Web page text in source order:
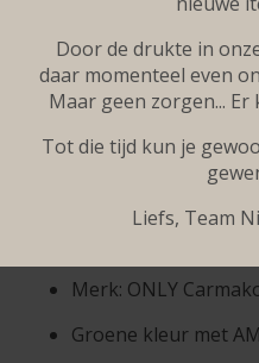
Dankzij deronde hals,
comfortabele pasvorm
dag. De zachte stof
perfect item voor een
met eenjeans en
draag het onder een
Merk: ONLY
Groene kleur met
Door de drukte in
daar momenteel even
Maar geen zorgen...
Tot die tijd kun je
Liefs, Team